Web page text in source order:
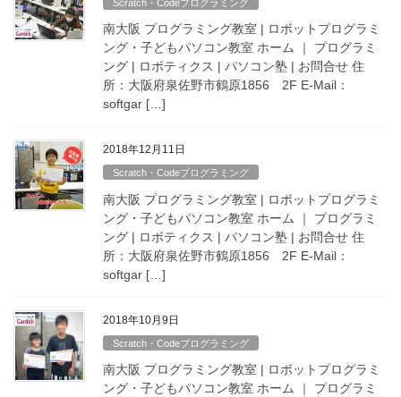
Scratch・Codeプログラミング
南大阪 プログラミング教室 | ロボットプログラミ
ング・子どもパソコン教室 ホーム ｜ プログラミ
ング | ロボティクス | パソコン塾 | お問合せ 住
所：大阪府泉佐野市鶴原1856 2F E-Mail：
softgar […]
2018年12月11日
Scratch・Codeプログラミング
南大阪 プログラミング教室 | ロボットプログラミ
ング・子どもパソコン教室 ホーム ｜ プログラミ
ング | ロボティクス | パソコン塾 | お問合せ 住
所：大阪府泉佐野市鶴原1856 2F E-Mail：
softgar […]
2018年10月9日
Scratch・Codeプログラミング
南大阪 プログラミング教室 | ロボットプログラミ
ング・子どもパソコン教室 ホーム ｜ プログラミ